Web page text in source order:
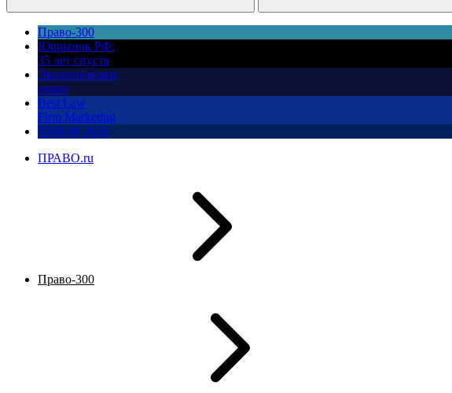
Право-300
Юррынок РФ:
35 лет спустя
Экологическое
право
Best Law
Firm Marketing
ПМЮФ 2026
ПРАВО.ru
Право-300